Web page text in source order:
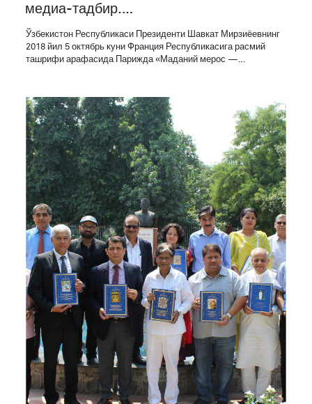
медиа-тадбир.…
Ўзбекистон Республикаси Президенти Шавкат Мирзиёевнинг
2018 йил 5 октябрь куни Франция Республикасига расмий
ташрифи арафасида Парижда «Маданий мерос —…